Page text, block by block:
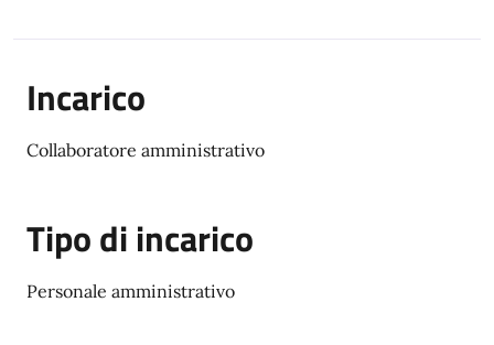
Incarico
Collaboratore amministrativo
Tipo di incarico
Personale amministrativo